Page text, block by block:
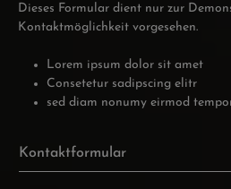
Dieses Formular dient nur zur
Kontaktmöglichkeit vorgesehen.
Lorem ipsum dolor sit amet
Consetetur sadipscing elitr
sed diam nonumy eirmod
Kontaktformular